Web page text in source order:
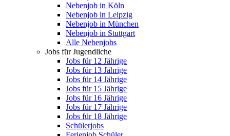
Nebenjob in Köln
Nebenjob in Leipzig
Nebenjob in München
Nebenjob in Stuttgart
Alle Nebenjobs
Jobs für Jugendliche
Jobs für 12 Jährige
Jobs für 13 Jährige
Jobs für 14 Jährige
Jobs für 15 Jährige
Jobs für 16 Jährige
Jobs für 17 Jährige
Jobs für 18 Jährige
Schülerjobs